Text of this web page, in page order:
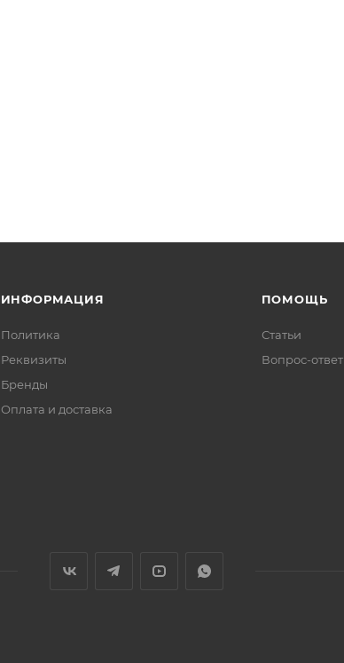
ИНФОРМАЦИЯ
Политика
Реквизиты
Бренды
Оплата и доставка
ПОМОЩЬ
Статьи
Вопрос-ответ